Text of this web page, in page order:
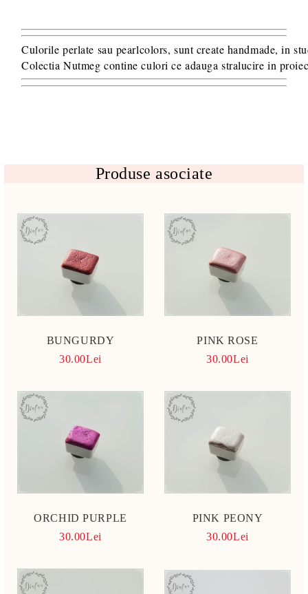
Culorile perlate sau pearlcolors, sunt create handmade, in
Colectia Nutmeg
Produse asociate
BUNGURDY
30.00Lei
PINK ROSE
30.00Lei
ORCHID PURPLE
30.00Lei
PINK PEONY
30.00Lei